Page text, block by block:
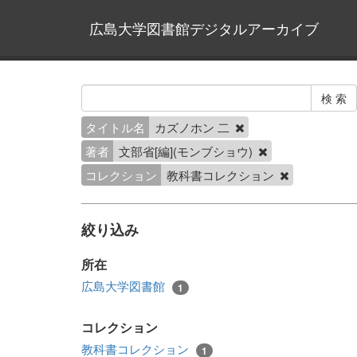
広島大学図書館デジタルアーカイブ
タイトル名
カズノホン 二
著者
文部省[編](モンブショウ)
コレクション
教科書コレクション
絞り込み
所在
広島大学図書館 1
コレクション
教科書コレクション 1